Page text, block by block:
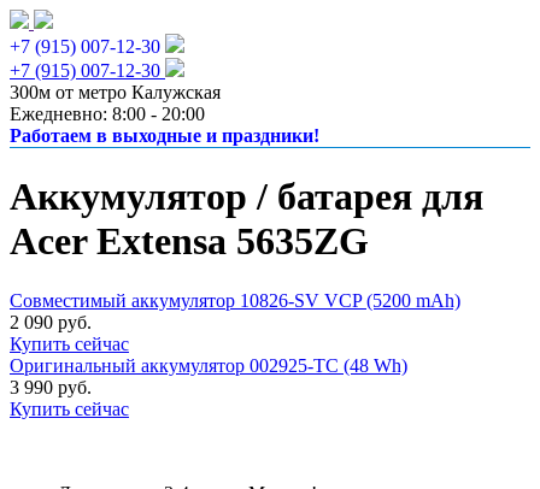
+7 (915) 007-12-30
+7 (915) 007-12-30
300м от метро Калужская
Ежедневно: 8:00 - 20:00
Работаем в выходные и праздники!
Аккумулятор / батарея для
Acer Extensa 5635ZG
Совместимый аккумулятор 10826-SV VCP (5200 mAh)
2 090 руб.
Купить сейчас
Оригинальный аккумулятор 002925-TC (48 Wh)
3 990 руб.
Купить сейчас